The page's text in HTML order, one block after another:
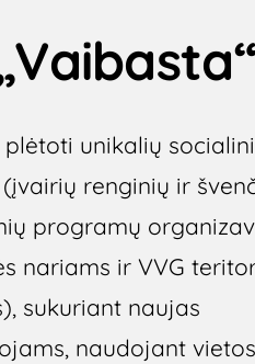
unikalių
renginių ir
programų
nariams ir VVG
sukuriant naujas
naudojant vietos